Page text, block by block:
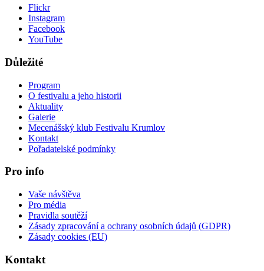
Flickr
Instagram
Facebook
YouTube
Důležité
Program
O festivalu a jeho historii
Aktuality
Galerie
Mecenášský klub Festivalu Krumlov
Kontakt
Pořadatelské podmínky
Pro info
Vaše návštěva
Pro média
Pravidla soutěží
Zásady zpracování a ochrany osobních údajů (GDPR)
Zásady cookies (EU)
Kontakt